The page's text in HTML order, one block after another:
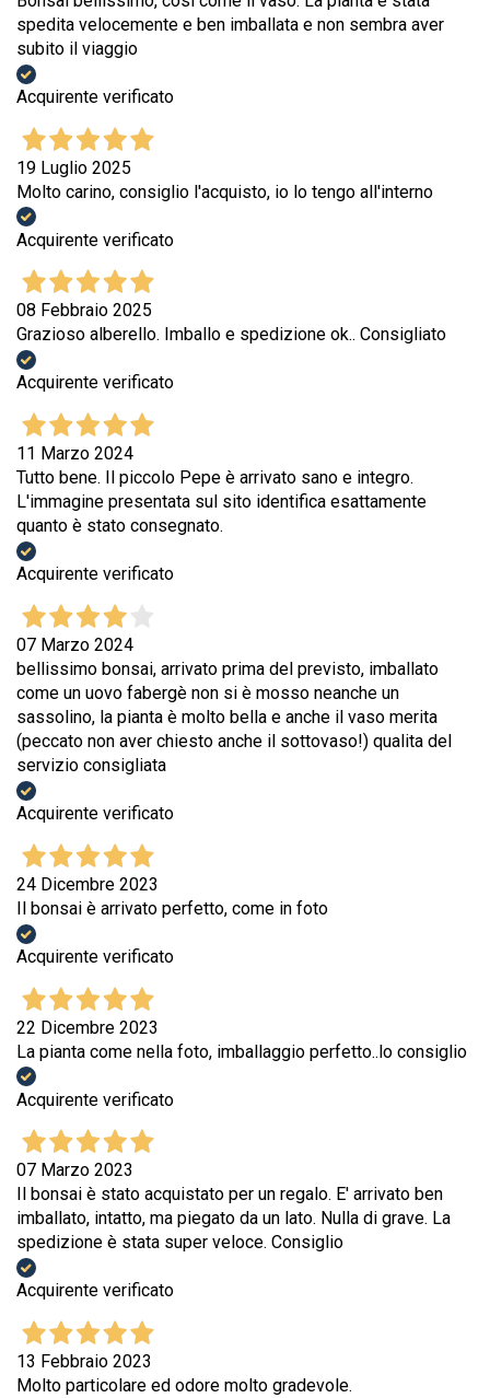
spedita velocemente e ben imballata e non sembra aver
subito il viaggio
Acquirente verificato
19 Luglio 2025
Molto carino, consiglio l'acquisto, io lo tengo all'interno
Acquirente verificato
08 Febbraio 2025
Grazioso alberello. Imballo e spedizione ok.. Consigliato
Acquirente verificato
11 Marzo 2024
Tutto bene. Il piccolo Pepe è arrivato sano e integro.
L'immagine presentata sul sito identifica esattamente
quanto è stato consegnato.
Acquirente verificato
07 Marzo 2024
bellissimo bonsai, arrivato prima del previsto, imballato
come un uovo fabergè non si è mosso neanche un
sassolino, la pianta è molto bella e anche il vaso merita
(peccato non aver chiesto anche il sottovaso!) qualita del
servizio consigliata
Acquirente verificato
24 Dicembre 2023
Il bonsai è arrivato perfetto, come in foto
Acquirente verificato
22 Dicembre 2023
La pianta come nella foto, imballaggio perfetto..lo consiglio
Acquirente verificato
07 Marzo 2023
Il bonsai è stato acquistato per un regalo. E' arrivato ben
imballato, intatto, ma piegato da un lato. Nulla di grave. La
spedizione è stata super veloce. Consiglio
Acquirente verificato
13 Febbraio 2023
Molto particolare ed odore molto gradevole.